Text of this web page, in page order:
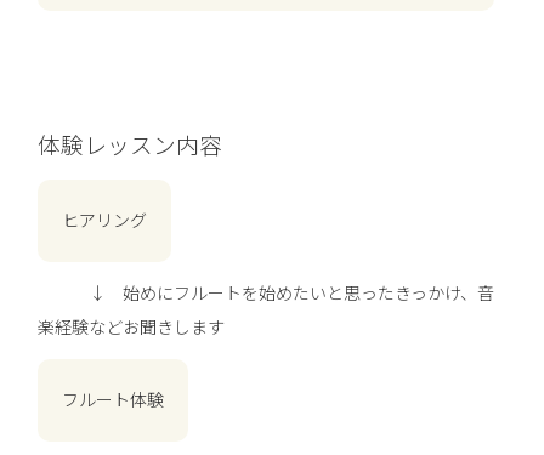
体験レッスン内容
ヒアリング
↓ 始めにフルートを始めたいと思ったきっかけ、音
楽経験などお聞きします
フルート体験